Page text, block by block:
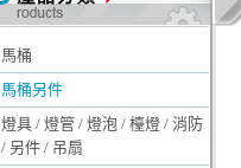
馬桶
馬桶另件
燈具 / 燈管 / 燈泡 / 檯燈 / 消防
/ 另件 / 吊扇